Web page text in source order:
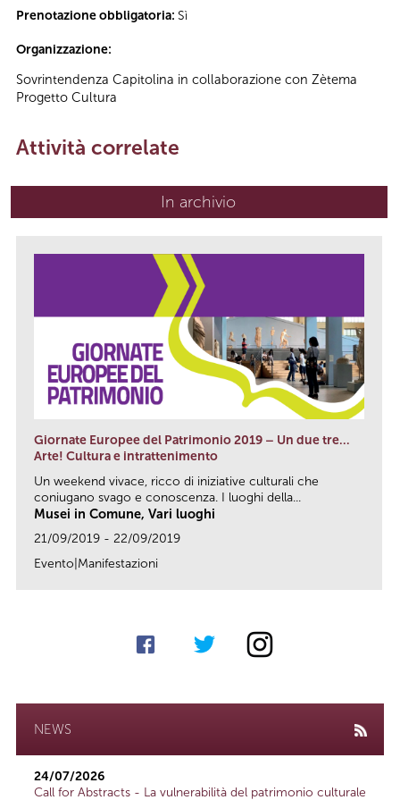
Prenotazione obbligatoria: Sì
Organizzazione:
Sovrintendenza Capitolina in collaborazione con Zètema
Progetto Cultura
Attività correlate
In archivio
Giornate Europee del Patrimonio 2019 – Un due tre…
Arte! Cultura e intrattenimento
Un weekend vivace, ricco di iniziative culturali che
coniugano svago e conoscenza. I luoghi della...
Musei in Comune, Vari luoghi
21/09/2019 - 22/09/2019
Evento|Manifestazioni
NEWS
24/07/2026
Call for Abstracts - La vulnerabilità del patrimonio culturale